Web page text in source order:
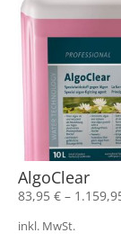
AlgoClear
83,95 € –
inkl. MwSt.